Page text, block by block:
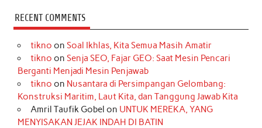
c
e
b
o
k
s
t
a
r
a
m
k
T
o
k
t
e
r
e
s
t
k
e
d
I
n
t
t
r
T
u
e
RECENT COMMENTS
tikno on Soal Ikhlas, Kita Semua Masih Amatir
tikno on Senja SEO, Fajar GEO: Saat Mesin Pencari
Berganti Menjadi Mesin Penjawab
tikno on Nusantara di Persimpangan Gelombang:
Konstruksi Maritim, Laut Kita, dan Tanggung Jawab Kita
Amril Taufik Gobel on UNTUK MEREKA, YANG
MENYISAKAN JEJAK INDAH DI BATIN